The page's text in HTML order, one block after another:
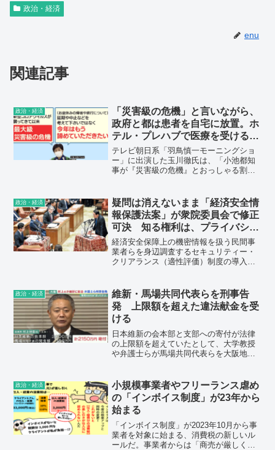
政治・経済
enu
関連記事
政治・経済
「災害級の危機」と言いながら、
政府と都は患者を自宅に放置。ホ
テル・プレハブで医療を受けるこ
とができる体制を整えよ。
テレビ朝日系「羽鳥慎一モーニングショ
ー」に出演した玉川徹氏は、「小池都知
事が『災害級の危機』とおっしゃる割に
いうことに、自宅療養という言葉自体が
前からおかしいと言っている。自宅にい
たら療養はほぼ受け入れられないわけで
す。結果として自宅で亡くなっている現
実がある。」「水害があって自宅にいら
れなかったら、体育館なりを使って避難
する場所を作るのが災害対応です。自宅
で療養ができず、自宅にいてはダメとい
養が受けられるようにしなければいけな
いはずなんです」と話した。
政治・経済
疑問は消えないまま「経済安全情
報保護法案」が衆院委員会で修正
可決 知る権利は、プライバシー
侵害は…
経済安全保障上の機密情報を扱う民間事
業者らを身辺調査するセキュリティー・
クリアランス（適性評価）制度の導入を
党、日本維新の会などの賛成多数で可決
された。
政治・経済
維新・馬場共同代表らを刑事告
発 上限額を超えた違法献金を受
ける
日本維新の会本部と支部への寄付が法律
の上限額を超えていたとして、大学教授
や弁護士らが馬場共同代表らを大阪地検
政治・経済
小規模事業者やフリーランス虐め
の「インボイス制度」が23年から
始まる
「インボイス制度」が2023年10月から事
業者を対象に始まる、消費税の新しいル
ールだ。事業者からは「商売が厳しくな